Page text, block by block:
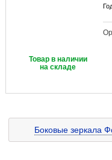
Товар в наличии
на складе
Боковые зеркала